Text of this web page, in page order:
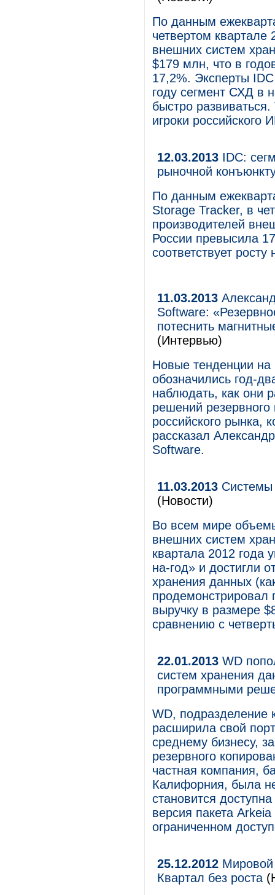
По данным
четвертом квартале
внешних систем
$179 млн, что в
17,2%. Эксперты
году сегмент СХД в
быстро
игроки российского
12.03.2013 IDC:
рыночной
По данным
Storage Tracker, в
производителей
России превысила
соответствует росту
11.03.2013
Software:
потеснить
(Интервью)
Новые тенденции на
обозначились год-
наблюдать, как они
решений
российского рынка,
рассказал
Software.
11.03.2013 Системы
(Новости)
Во всем мире
внешних систем
квартала 2012 года
на-год» и достигли
хранения данных
продемонстрировал
выручку в размере
сравнению с
22.01.2013 WD
систем хранения
программными
WD, подразделение
расширила свой
среднему бизнесу,
резервного
частная компания,
Калифорния, была
становится
версия пакета
ограниченном
25.12.2012 Мировой
Квартал без роста